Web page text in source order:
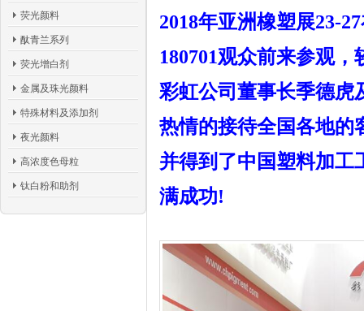
荧光颜料
酞青兰系列
荧光增白剂
金属及珠光颜料
特殊材料及添加剂
夜光颜料
高浓度色母粒
钛白粉和助剂
2018年亚洲橡塑展23-
180701观众前来参观
彩虹公司董事长季德虎
热情的接待全国各地的
并得到了中国塑料加工
满成功!